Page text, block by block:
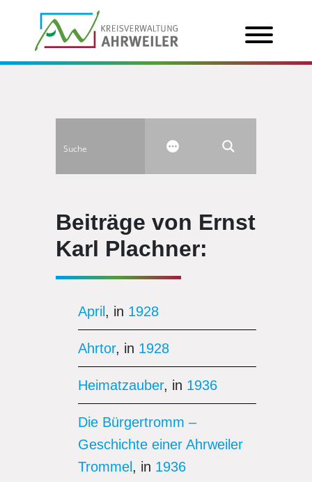
Beiträge von Ernst
Karl Plachner:
April , in 1928
Ahrtor, in 1928
Heimatzauber, in 1936
Die Bürgertromm –
Geschichte einer Ahrweiler
Trommel , in 1936